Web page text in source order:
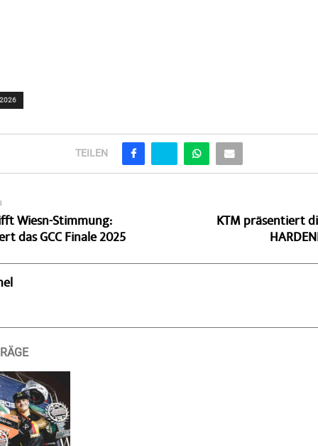
2026
TEILEN
Wiesn-Stimmung:
das GCC Finale 2025
KTM präsentiert